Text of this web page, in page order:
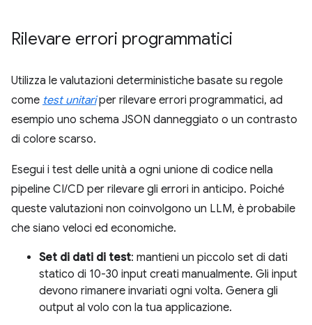
Rilevare errori programmatici
Utilizza le valutazioni deterministiche basate su regole
come test unitariper rilevare errori programmatici, ad
esempio uno schema JSON danneggiato o un contrasto
di colore scarso.
Esegui i test delle unità a ogni unione di codice nella
pipeline CI/CD per rilevare gli errori in anticipo. Poiché
queste valutazioni non coinvolgono un LLM, è probabile
che siano veloci ed economiche.
Set di dati di test: mantieni un piccolo set di dati
statico di 10-30 input creati manualmente. Gli input
devono rimanere invariati ogni volta. Genera gli
output al volo con la tua applicazione.